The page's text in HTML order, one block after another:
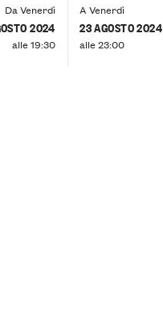
Da Venerdì
2024
alle 19:30
A Venerdì
23 AGOSTO 2024
alle 23:00